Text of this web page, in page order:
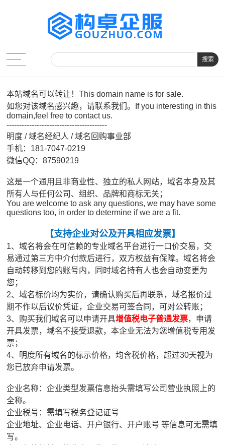
搜索
本站域名可以转让！This domain name is for sale.
如您对该域名感兴趣，请联系我们。If you interesting in this
domain,feel free to contact us.
----------------------------------------
明度 / 域名经纪人 / 域名回购事业部
手机：181-7047-0219
微信QQ：87590219
这是一个通用且非商业性、独立的私人网站，域名本身及其
所有人与任何公司、组织、品牌和商标无关；
You are welcome to ask any questions, we may have some
questions too, in order to determine if we are a fit.
【支持企业对公及开具相应发票】
1、域名将会在可信赖的专业域名平台进行一口价交易，交
易通过第三方中介付款后进行，双方权益有保障。域名将会
自动转移到您的账号内，同时域名持有人也会自动变更为
您；
2、域名标价均为实价，请确认购买后再联系，域名报价过
期不作以后议价凭证，企业交易可签合同，可对公转账；
3、购买我们域名可以申请开具增值税电子普通发票，申请
开具发票，域名不接受退款，本企业无法为您增值税专用发
票；
4、明度所有域名的标示价格，均含税价格，超过30天视为
您已放弃申请发票。
企业名称：企业类型发票信息抬头需填写公司营业执照上的
全称。
企业税号：需填写税务登记证号
企业地址、企业电话、开户银行、开户账号 等信息可无需填
写。